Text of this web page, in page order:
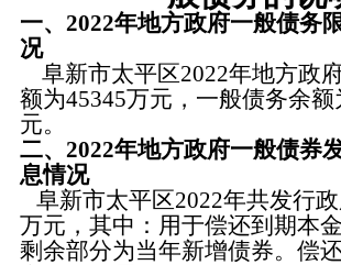
一、 2022年地方政府一般债务
况
阜新市太平区2022年地方政
额为45345万元，一般债务余额
元。
二、 2022年地方政府一般债券
息情况
阜新市太平区2022年共发行
万元，其中：用于偿还到期本金
剩余部分为当年新增债券。偿